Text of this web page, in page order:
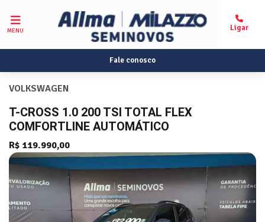
MENU
Fale conosco
VOLKSWAGEN
T-CROSS 1.0 200 TSI TOTAL FLEX
COMFORTLINE AUTOMÁTICO
R$ 119.990,00